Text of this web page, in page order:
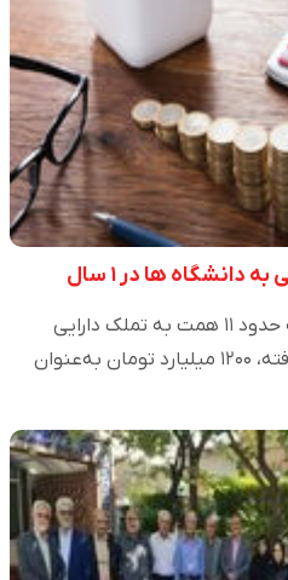
طی یک سال گذشته در حالی که حدود ۱۱ همت به تملک دارایی
سرمایه دانشگاهها تخصیص یافته، ۱۲۰۰ میلیارد تومان به‌عنوان